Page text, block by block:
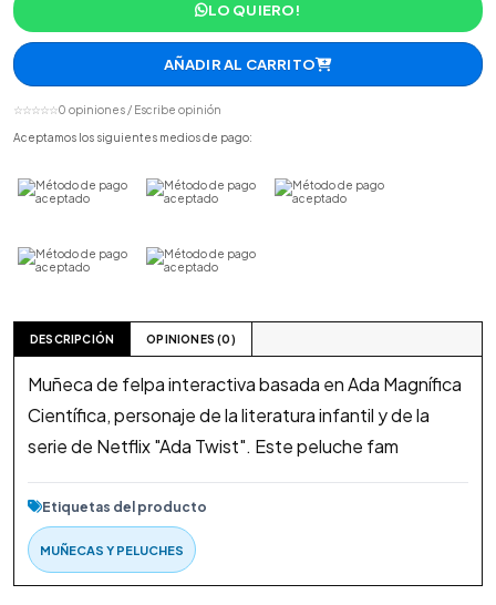
LO QUIERO!
AÑADIR AL CARRITO
☆☆☆☆☆0 opiniones / Escribe opinión
Aceptamos los siguientes medios de pago:
DESCRIPCIÓN OPINIONES (0)
Muñeca de felpa interactiva basada en Ada Magnífica
Científica, personaje de la literatura infantil y de la
serie de Netflix "Ada Twist". Este peluche fam
Etiquetas del producto
MUÑECAS Y PELUCHES